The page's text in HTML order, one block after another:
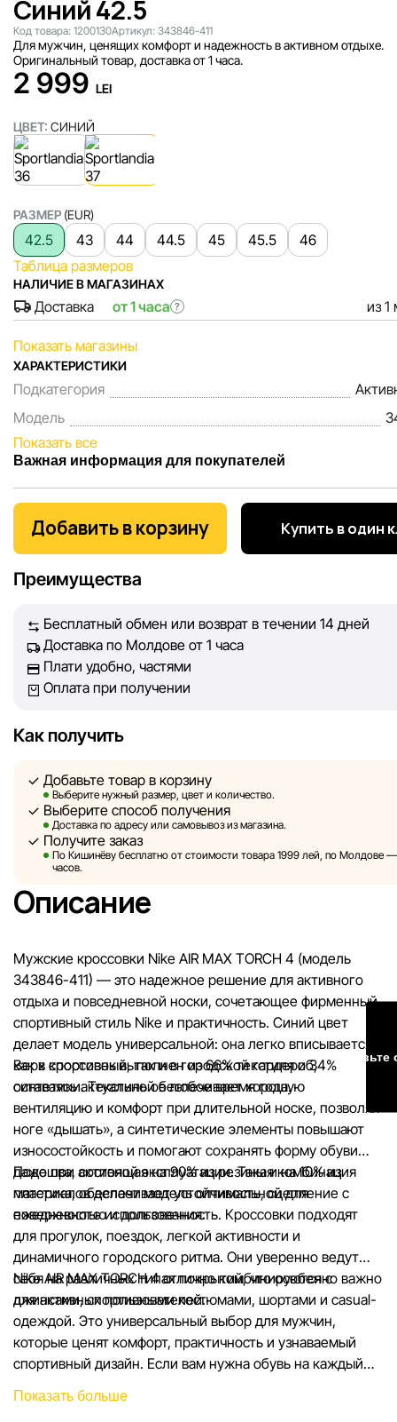
Синий 42.5
Код товара: 1200130Артикул: 343846-411
Для мужчин, ценящих комфорт и надежность в активном отдыхе.
Оригинальный товар, доставка от 1 часа.
2 999 LEI
ЦВЕТ: СИНИЙ
РАЗМЕР (EUR)
42.5 43 44 44.5 45 45.5
46
Таблица размеров
НАЛИЧИЕ В МАГАЗИНАХ
Доставка от 1 часа ? из 1
Показать магазины
ХАРАКТЕРИСТИКИ
Подкатегория
Модель
Показать все
Важная информация для покупателей
покупателей. Каждый день мы работаем над тем, чтобы
информация о товарах и услугах, представленная на
обеспечить вас достоверной информацией, чтобы вы
Однако, несмотря на постоянный контроль, Sportlandia
гарантировать абсолютную точность всех данных,
сайте, ввиду возможных технических ошибок или сбоев.
сторонних ресурсах, ссылки на которые могут быть
Sportlandia оставляет за собой право в одностороннем
без предварительного уведомления вносить изменения в
характеристики и потребительские свойства товаров.
Изображения, представленные на сайте, являются
Общая информация о товарах предоставляется в
Цены на товары, а также условия предоставления скидок,
подарков, рассрочки и кредитования могут быть
компанией Sportlandia в одностороннем порядке и без
предварительного уведомления.
Наша команда регулярно проверяет и обновляет
сайте, чтобы своевременно выявлять и исправлять
ошибки в кратчайшие разумные сроки.
Добавить в корзину Купить в один
Преимущества
Бесплатный обмен или возврат в течении 14 дней
Доставка по Молдове от 1 часа
Плати удобно, частями
Оплата при получении
Как получить
Добавьте товар в корзину
Выберите нужный размер, цвет и количество.
Выберите способ получения
Доставка по адресу или самовывоз из магазина.
Получите заказ
По Кишинёву бесплатно от стоимости товара 1999 лей, по Молдове —
часов.
Описание
Мужские кроссовки Nike AIR MAX TORCH 4 (модель
343846-411) — это надежное решение для активного
отдыха и повседневной носки, сочетающее фирменный
спортивный стиль Nike и практичность. Синий цвет
делает модель универсальной: она легко вписывается
как в спортивный, так и в городской гардероб,
оставаясь актуальной в любое время года.
Верх кроссовок выполнен из 66% текстиля и 34%
синтетики. Текстиль обеспечивает хорошую
вентиляцию и комфорт при длительной носке, позволяя
ноге «дышать», а синтетические элементы повышают
износостойкость и помогают сохранять форму обуви
даже при активной эксплуатации. Такая комбинация
материалов делает модель оптимальной для
ежедневного использования.
Подошва, состоящая на 90% из резины и на 10% из
пластика, обеспечивает устойчивость, сцепление с
поверхностью и долговечность. Кроссовки подходят
для прогулок, поездок, легкой активности и
динамичного городского ритма. Они уверенно ведут
себя на различных типах покрытий, что особенно важно
для активных пользователей.
Nike AIR MAX TORCH 4 отлично комбинируются с
джинсами, спортивными костюмами, шортами и casual-
одеждой. Это универсальный выбор для мужчин,
которые ценят комфорт, практичность и узнаваемый
спортивный дизайн. Если вам нужна обувь на каждый
внешним видом — эта модель станет удачным
Показать больше
Оставьте